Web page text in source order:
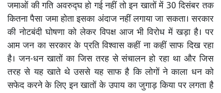
जमाओं की गति अवरुद्घ हो गई नहीं तो इन खातों में 30 दिसंबर तक
कितना पैसा जमा होता इसका अंदाज नहीं लगाया जा सकता। सरकार
की नोटबंदी घोषणा को लेकर विपक्ष आज भी विरोध में खड़ा है। पर
आम जन का सरकार के प्रति विश्वास कहीं ना कहीं साफ दिख रहा
है। जन-धन खातों का जिस तरह से संचालन हो रहा था और जिस
तरह से यह खाते थे उससे यह साफ है कि लोगों ने काला धन को
सफेद करने के लिए इन खातों के उपाय का जुगाड़ किया पर लगता है